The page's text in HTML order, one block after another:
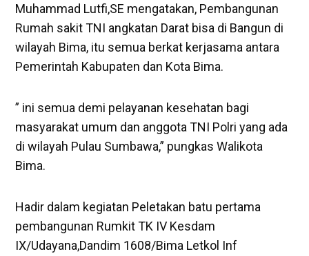
Muhammad Lutfi,SE mengatakan, Pembangunan
Rumah sakit TNI angkatan Darat bisa di Bangun di
wilayah Bima, itu semua berkat kerjasama antara
Pemerintah Kabupaten dan Kota Bima.
” ini semua demi pelayanan kesehatan bagi
masyarakat umum dan anggota TNI Polri yang ada
di wilayah Pulau Sumbawa,” pungkas Walikota
Bima.
Hadir dalam kegiatan Peletakan batu pertama
pembangunan Rumkit TK IV Kesdam
IX/Udayana,Dandim 1608/Bima Letkol Inf